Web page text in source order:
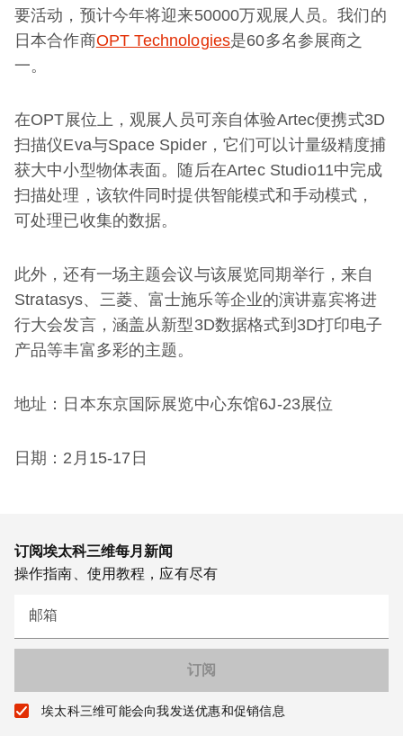
要活动，预计今年将迎来50000万观展人员。我们的
日本合作商OPT Technologies是60多名参展商之
一。
在OPT展位上，观展人员可亲自体验Artec便携式3D
扫描仪Eva与Space Spider，它们可以计量级精度捕
获大中小型物体表面。随后在Artec Studio11中完成
扫描处理，该软件同时提供智能模式和手动模式，
可处理已收集的数据。
此外，还有一场主题会议与该展览同期举行，来自
Stratasys、三菱、富士施乐等企业的演讲嘉宾将进
行大会发言，涵盖从新型3D数据格式到3D打印电子
产品等丰富多彩的主题。
地址：日本东京国际展览中心东馆6J-23展位
日期：2月15-17日
订阅埃太科三维每月新闻
操作指南、使用教程，应有尽有
邮箱
埃太科三维可能会向我发送优惠和促销信息